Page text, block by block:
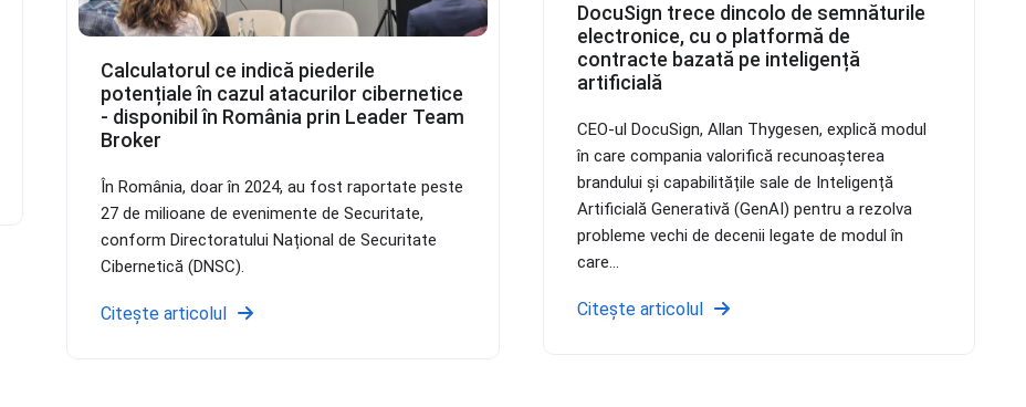
Calculatorul ce indică piederile
potențiale în cazul atacurilor cibernetice
- disponibil în România prin Leader Team
Broker
În România, doar în 2024, au fost raportate peste
27 de milioane de evenimente de Securitate,
conform Directoratului Național de Securitate
Cibernetică (DNSC).
Citește articolul
DocuSign trece dincolo de semnăturile
electronice, cu o platformă de
contracte bazată pe inteligență
artificială
CEO-ul DocuSign, Allan Thygesen, explică modul
în care compania valorifică recunoașterea
brandului și capabilitățile sale de Inteligență
Artificială Generativă (GenAI) pentru a rezolva
probleme vechi de decenii legate de modul în
care...
Citește articolul